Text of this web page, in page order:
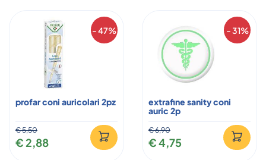
- 47%
profar coni auricolari 2pz
€ 5,50
€ 2,88
- 31%
extrafine sanity coni
auric 2p
€ 6,90
€ 4,75